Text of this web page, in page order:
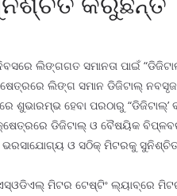
ଲିଙ୍ଗଗତ ସମାନତା ପାଇଁ
ଲିଙ୍ଗ ସମାନ ଡିଜିଟାଲ୍
ଶୁଭାରମ୍ଭ ହେବା ପରଠାରୁ
ଡିଜିଟାଲ୍ ଓ ବୈଷୟିକ
ଓ ସଠିକ୍ ମିଟରକୁ ସୁନିଶ୍ଚିତ
ମିଟର ଟେଷ୍ଟିଂ ଲ୍ୟାବ୍‌ରେ